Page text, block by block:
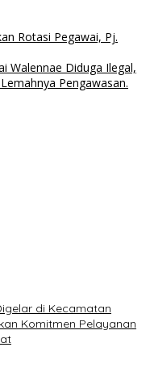
Rotasi Pegawai, Pj.
Walennae Diduga Ilegal,
Pengawasan.
di Kecamatan
Komitmen Pelayanan